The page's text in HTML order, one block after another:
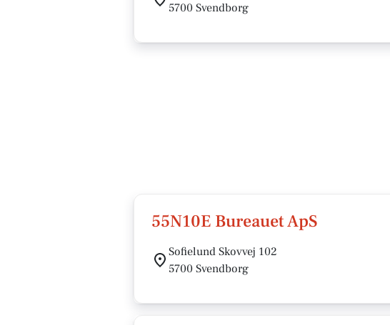
5700 Svendborg
55N10E Bureauet ApS
Sofielund Skovvej 102
5700 Svendborg